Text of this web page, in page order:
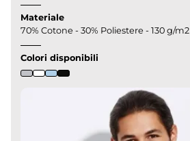
Materiale
70% Cotone - 30% Poliestere - 130 g/m2
Colori disponibili